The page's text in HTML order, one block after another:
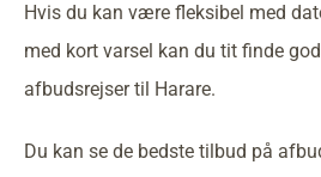
Hvis du kan være fleksibel med
med kort varsel kan du tit finde
afbudsrejser til Harare.
Du kan se de bedste tilbud på